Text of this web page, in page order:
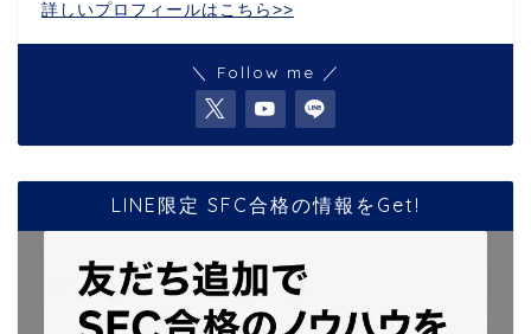
詳しいプロフィールはこちら>>
＼ Follow me ／
LINE限定 SFC合格の情報をGet!